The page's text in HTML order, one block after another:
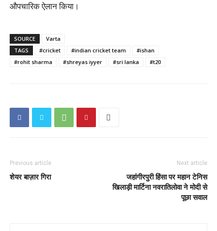
औपचारिक ऐलान किया।
SOURCE
Varta
TAGS
#cricket #indian cricket team
#ishan
#rohit sharma
#shreyas iyyer #sri lanka #t20
Previous article
शेयर बाज़ार गिरा
Next article
जहांगीरपुरी हिंसा पर महान टेनिस
खिलाड़ी मार्टिना नवरातिलोवा ने मोदी से
पूछा सवाल